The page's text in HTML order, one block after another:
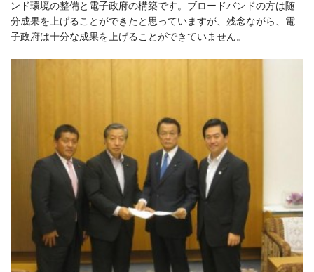
ンド環境の整備と電子政府の構築です。ブロードバンドの方は随
分成果を上げることができたと思っていますが、残念ながら、電
子政府は十分な成果を上げることができていません。